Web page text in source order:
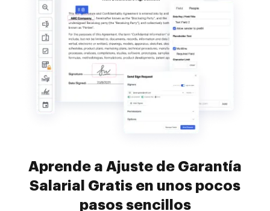
Aprende a Ajuste de Garantía
Salarial Gratis en unos pocos
pasos sencillos